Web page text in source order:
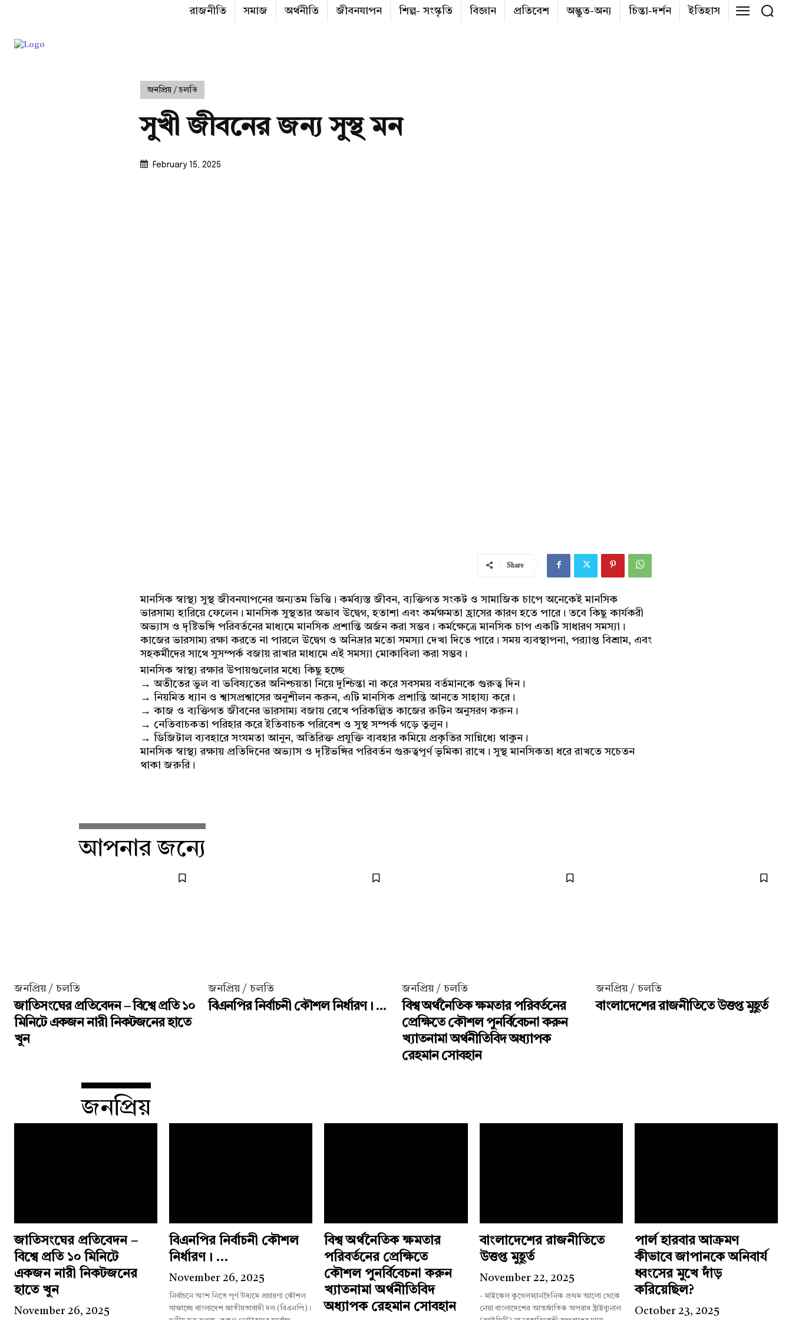
রাজনীতি সমাজ অর্থনীতি জীবনযাপন শিল্প- সংস্কৃতি বিজ্ঞান প্রতিবেশ অদ্ভুত-অন্য চিন্তা-দর্শন ইতিহাস
জনপ্রিয় / চলতি
সুখী জীবনের জন্য সুস্থ মন
February 15, 2025
Share
মানসিক স্বাস্থ্য সুস্থ জীবনযাপনের অন্যতম ভিত্তি। কর্মব্যস্ত জীবন, ব্যক্তিগত সংকট ও সামাজিক চাপে অনেকেই মানসিক
ভারসাম্য হারিয়ে ফেলেন। মানসিক সুস্থতার অভাব উদ্বেগ, হতাশা এবং কর্মক্ষমতা হ্রাসের কারণ হতে পারে। তবে কিছু কার্যকরী
অভ্যাস ও দৃষ্টিভঙ্গি পরিবর্তনের মাধ্যমে মানসিক প্রশান্তি অর্জন করা সম্ভব। কর্মক্ষেত্রে মানসিক চাপ একটি সাধারণ সমস্যা।
কাজের ভারসাম্য রক্ষা করতে না পারলে উদ্বেগ ও অনিদ্রার মতো সমস্যা দেখা দিতে পারে। সময় ব্যবস্থাপনা, পর‍্যাপ্ত বিশ্রাম, এবং
সহকর্মীদের সাথে সুসম্পর্ক বজায় রাখার মাধ্যমে এই সমস্যা মোকাবিলা করা সম্ভব।
মানসিক স্বাস্থ্য রক্ষার উপায়গুলোর মধ্যে কিছু হচ্ছে
→ অতীতের ভুল বা ভবিষ্যতের অনিশ্চয়তা নিয়ে দুশ্চিন্তা না করে সবসময় বর্তমানকে গুরুত্ব দিন।
→ নিয়মিত ধ্যান ও শ্বাসপ্রশ্বাসের অনুশীলন করুন, এটি মানসিক প্রশান্তি আনতে সাহায্য করে।
→ কাজ ও ব্যক্তিগত জীবনের ভারসাম্য বজায় রেখে পরিকল্পিত কাজের রুটিন অনুসরণ করুন।
→ নেতিবাচকতা পরিহার করে ইতিবাচক পরিবেশ ও সুস্থ সম্পর্ক গড়ে তুলুন।
→ ডিজিটাল ব্যবহারে সংযমতা আনুন, অতিরিক্ত প্রযুক্তি ব্যবহার কমিয়ে প্রকৃতির সান্নিধ্যে থাকুন।
মানসিক স্বাস্থ্য রক্ষায় প্রতিদিনের অভ্যাস ও দৃষ্টিভঙ্গির পরিবর্তন গুরুত্বপূর্ণ ভূমিকা রাখে। সুস্থ মানসিকতা ধরে রাখতে সচেতন
থাকা জরুরি।
আপনার জন্যে
জনপ্রিয় / চলতি
জাতিসংঘের প্রতিবেদন – বিশ্বে প্রতি ১০
মিনিটে একজন নারী নিকটজনের হাতে
খুন
জনপ্রিয় / চলতি
বিএনপির নির্বাচনী কৌশল নির্ধারণ। ...
জনপ্রিয় / চলতি
বিশ্ব অর্থনৈতিক ক্ষমতার পরিবর্তনের
প্রেক্ষিতে কৌশল পুনর্বিবেচনা করুন
খ্যাতনামা অর্থনীতিবিদ অধ্যাপক
রেহমান সোবহান
জনপ্রিয় / চলতি
বাংলাদেশের রাজনীতিতে উত্তপ্ত মুহূর্ত
জনপ্রিয়
জাতিসংঘের প্রতিবেদন –
বিশ্বে প্রতি ১০ মিনিটে
একজন নারী নিকটজনের
হাতে খুন
November 26, 2025
বিএনপির নির্বাচনী কৌশল
নির্ধারণ। ...
November 26, 2025
নির্বাচনে অংশ নিতে পূর্ণ উদ্যমে প্রচারণা কৌশল
সাজাচ্ছে বাংলাদেশ জাতীয়তাবাদী দল (বিএনপি)।
বিশ্ব অর্থনৈতিক ক্ষমতার
পরিবর্তনের প্রেক্ষিতে
কৌশল পুনর্বিবেচনা করুন
খ্যাতনামা অর্থনীতিবিদ
অধ্যাপক রেহমান সোবহান
বাংলাদেশের রাজনীতিতে
উত্তপ্ত মুহূর্ত
November 22, 2025
- মাইকেল কুগেলম্যানদৈনিক প্রথম আলো থেকে
নেয়া বাংলাদেশের আন্তর্জাতিক অপরাধ ট্রাইব্যুনাল
পার্ল হারবার আক্রমণ
কীভাবে জাপানকে অনিবার্য
ধ্বংসের মুখে দাঁড়
করিয়েছিল?
October 23, 2025